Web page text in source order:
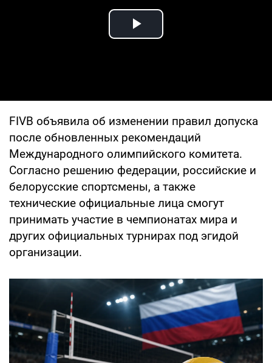
Play Video
FIVB объявила об изменении правил допуска
после обновленных рекомендаций
Международного олимпийского комитета.
Согласно решению федерации, российские и
белорусские спортсмены, а также
технические официальные лица смогут
принимать участие в чемпионатах мира и
других официальных турнирах под эгидой
организации.